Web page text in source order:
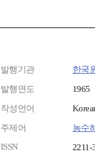
발행기관 한국
발행연도 1965
작성언어
주제어
농수
ISSN
2211-